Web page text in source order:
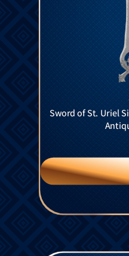
Sword of St. Uriel